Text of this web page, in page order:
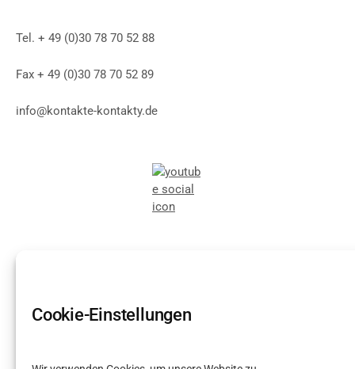
Cookie-Einstellungen
Tel. + 49 (0)30 78 70 52 88
Fax + 49 (0)30 78 70 52 89
info@kontakte-kontakty.de